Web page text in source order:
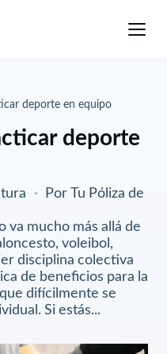
deporte en equipo
deporte
·
Por Tu Póliza de
va mucho más allá de
voleibol,
disciplina colectiva
de beneficios para la
difícilmente se
Si estás...